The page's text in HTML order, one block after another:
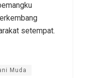
setempat.
Muda